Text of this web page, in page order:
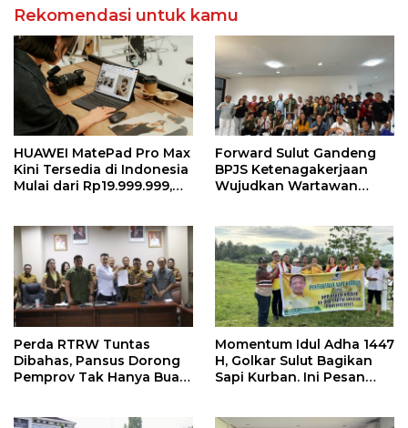
Rekomendasi untuk kamu
HUAWEI MatePad Pro Max
Kini Tersedia di Indonesia
Mulai dari Rp19.999.999,
Tertipis dan Teringan
Forward Sulut Gandeng
BPJS Ketenagakerjaan
Wujudkan Wartawan
Perda RTRW Tuntas
Dibahas, Pansus Dorong
Pemprov Tak Hanya Buat
Momentum Idul Adha 1447
H, Golkar Sulut Bagikan
Sapi Kurban. Ini Pesan